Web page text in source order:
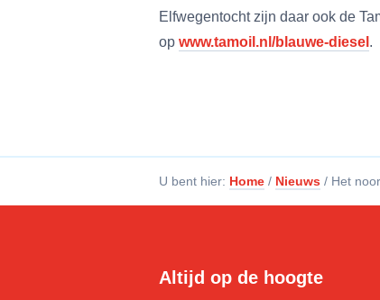
Elfwegentocht zijn daar ook de
op www.tamoil.nl/blauwe-diesel .
U bent hier: Home / Nieuws / Het
Altijd op de hoogte